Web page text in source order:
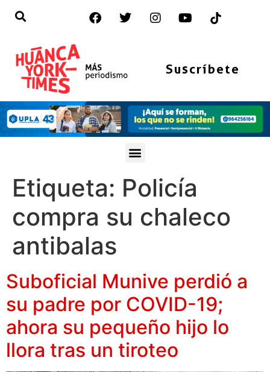
Suscríbete
Etiqueta: Policía
compra su chaleco
antibalas
Suboficial Munive perdió a
su padre por COVID-19;
ahora su pequeño hijo lo
llora tras un tiroteo